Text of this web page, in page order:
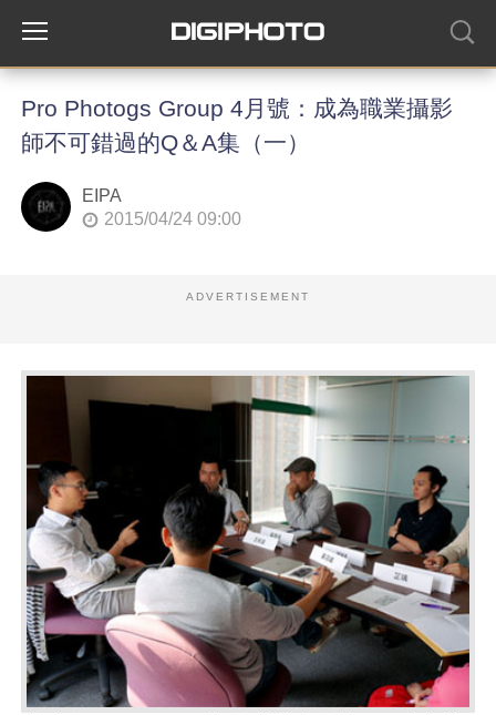
Pro Photogs Group 4月號：成為職業攝影
師不可錯過的Q＆A集（一）
EIPA
2015/04/24 09:00
ADVERTISEMENT